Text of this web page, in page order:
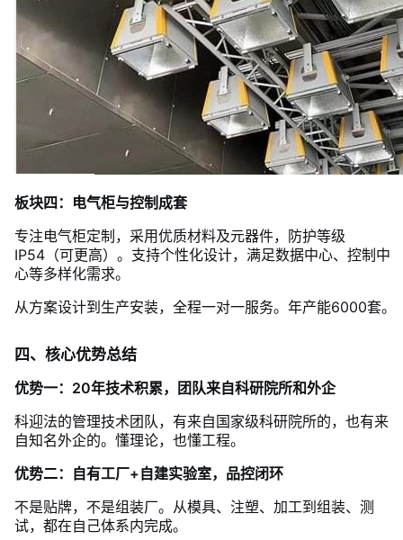
板块四：电气柜与控制成套
专注电气柜定制，采用优质材料及元器件，防护等级
IP54（可更高）。支持个性化设计，满足数据中心、控制中
心等多样化需求。
从方案设计到生产安装，全程一对一服务。年产能6000套。
四、核心优势总结
优势一：20年技术积累，团队来自科研院所和外企
科迎法的管理技术团队，有来自国家级科研院所的，也有来
自知名外企的。懂理论，也懂工程。
优势二：自有工厂+自建实验室，品控闭环
不是贴牌，不是组装厂。从模具、注塑、加工到组装、测
试，都在自己体系内完成。